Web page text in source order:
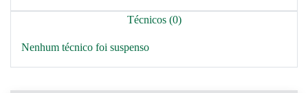
Técnicos (0)
Nenhum técnico foi suspenso